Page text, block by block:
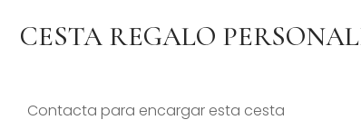
CESTA REGALO
Contacta para encargar esta cesta